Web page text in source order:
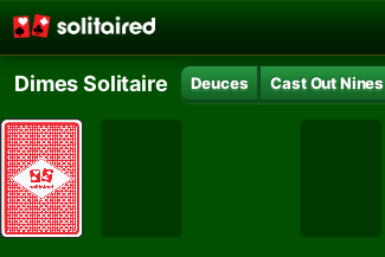
Dimes Solitaire Deuces Cast Out Nines